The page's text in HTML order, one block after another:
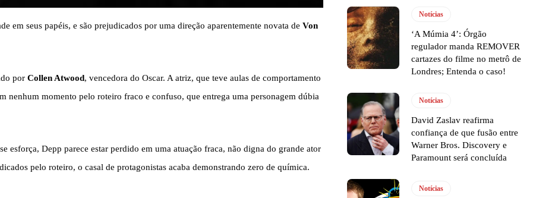
em seus papéis, e são prejudicados por uma direção aparentemente novata de Von
por Collen Atwood, vencedora do Oscar. A atriz, que teve aulas de comportamento
nenhum momento pelo roteiro fraco e confuso, que entrega uma personagem dúbia
esforça, Depp parece estar perdido em uma atuação fraca, não digna do grande ator
pelo roteiro, o casal de protagonistas acaba demonstrando zero de química.
Notícias
‘A Múmia 4’: Órgão
regulador manda REMOVER
cartazes do filme no metrô de
Londres; Entenda o caso!
Notícias
David Zaslav reafirma
confiança de que fusão entre
Warner Bros. Discovery e
Paramount será concluída
Notícias